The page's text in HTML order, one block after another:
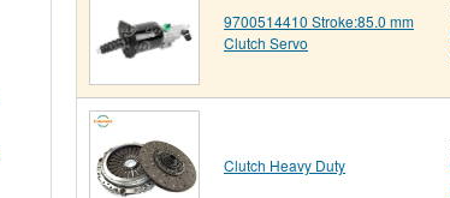
9700514410 Stroke:85.0 mm
Clutch Servo
Clutch Heavy Duty